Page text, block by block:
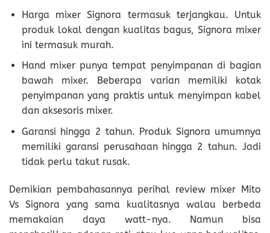
Harga mixer Signora termasuk terjangkau. Untuk
produk lokal dengan kualitas bagus, Signora mixer
ini termasuk murah.
Hand mixer punya tempat penyimpanan di bagian
bawah mixer. Beberapa varian memiliki kotak
penyimpanan yang praktis untuk menyimpan kabel
dan aksesoris mixer.
Garansi hingga 2 tahun. Produk Signora umumnya
memiliki garansi perusahaan hingga 2 tahun. Jadi
tidak perlu takut rusak.
Demikian pembahasannya perihal review mixer Mito
Vs Signora yang sama kualitasnya walau berbeda
memakaian daya watt-nya. Namun bisa